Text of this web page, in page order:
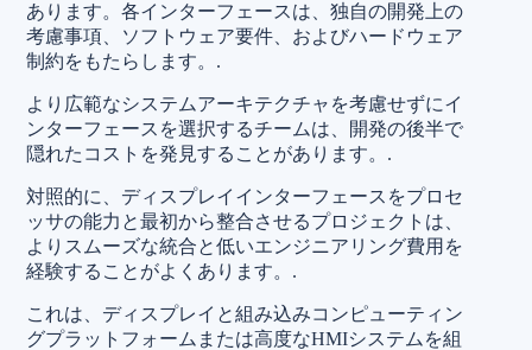
あります。各インターフェースは、独自の開発上の
考慮事項、ソフトウェア要件、およびハードウェア
制約をもたらします。.
より広範なシステムアーキテクチャを考慮せずにイ
ンターフェースを選択するチームは、開発の後半で
隠れたコストを発見することがあります。.
対照的に、ディスプレイインターフェースをプロセ
ッサの能力と最初から整合させるプロジェクトは、
よりスムーズな統合と低いエンジニアリング費用を
経験することがよくあります。.
これは、ディスプレイと組み込みコンピューティン
グプラットフォームまたは高度なHMIシステムを組